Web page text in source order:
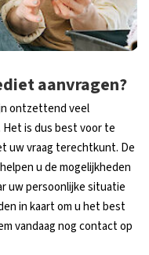
aanvragen?
ontzettend veel
is dus best voor te
uw vraag terechtkunt. De
u de mogelijkheden
uw persoonlijke situatie
in kaart om u het best
vandaag nog contact op